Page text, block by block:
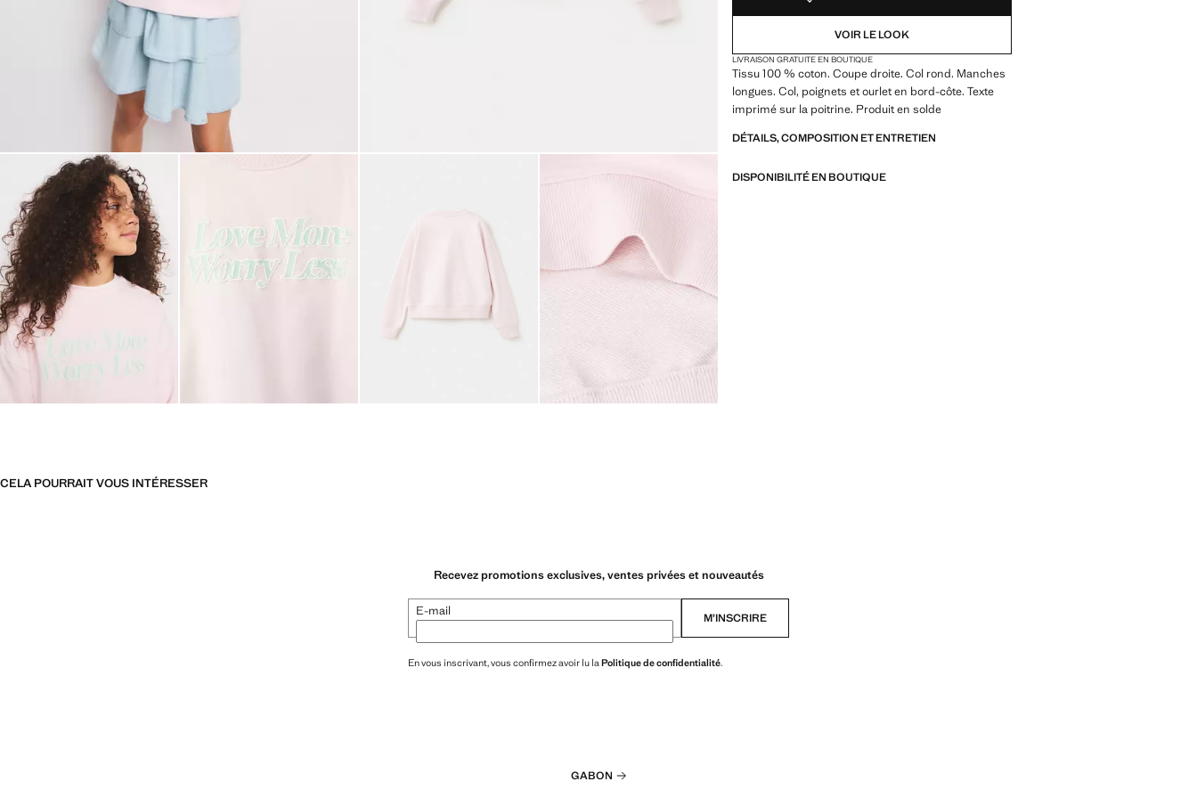
VOIR LE LOOK
LIVRAISON GRATUITE EN BOUTIQUE
Tissu 100 % coton. Coupe droite. Col rond. Manches
longues. Col, poignets et ourlet en bord-côte. Texte
imprimé sur la poitrine. Produit en solde
DÉTAILS, COMPOSITION ET ENTRETIEN
DISPONIBILITÉ EN BOUTIQUE
CELA POURRAIT VOUS INTÉRESSER
Recevez promotions exclusives, ventes privées et nouveautés
E-mail M’INSCRIRE
En vous inscrivant, vous confirmez avoir lu laPolitique de confidentialité.
GABON